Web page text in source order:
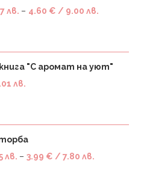
лв. – 4.60 € / 9.00 лв.
книга "С аромат на уют"
лв.
лв. – 3.99 € / 7.80 лв.